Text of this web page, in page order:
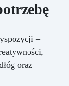
–
oraz